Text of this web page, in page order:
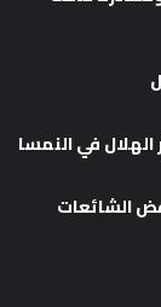
في النمسا
الشائعات